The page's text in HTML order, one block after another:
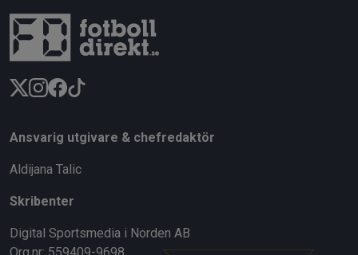
Ansvarig utgivare & chefredaktör
Aldijana Talic
Skribenter
Digital Sportsmedia i Norden AB